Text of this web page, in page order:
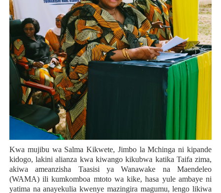
Kwa mujibu wa Salma Kikwete, Jimbo la Mchinga ni kipande
kidogo, lakini alianza kwa kiwango kikubwa katika Taifa zima,
akiwa ameanzisha Taasisi ya Wanawake na Maendeleo
(WAMA) ili kumkomboa mtoto wa kike, hasa yule ambaye ni
yatima na anayekulia kwenye mazingira magumu, lengo likiwa